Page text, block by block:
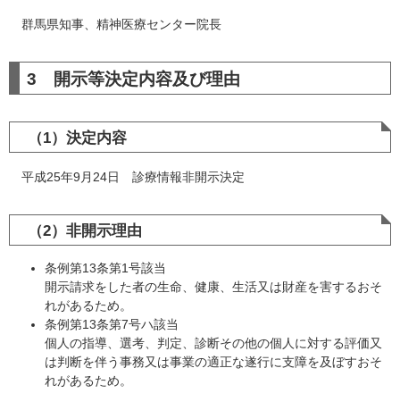
群馬県知事、精神医療センター院長
3 開示等決定内容及び理由
（1）決定内容
平成25年9月24日 診療情報非開示決定
（2）非開示理由
条例第13条第1号該当
開示請求をした者の生命、健康、生活又は財産を害するおそ
れがあるため。
条例第13条第7号ハ該当
​個人の指導、選考、判定、診断その他の個人に対する評価又
は判断を伴う事務又は事業の適正な遂行に支障を及ぼすおそ
れがあるため。